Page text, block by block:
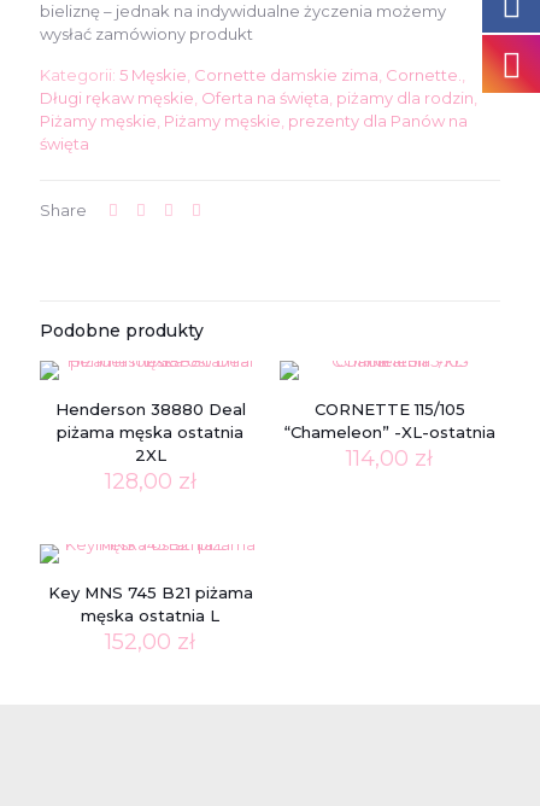
bieliznę – jednak na indywidualne życzenia możemy
wysłać zamówiony produkt
Kategorii: 5 Męskie Cornette damskie zima Cornette.
Długi rękaw męskie Oferta na święta piżamy dla rodzin
Piżamy męskie Piżamy męskie prezenty dla Panów na
święta
Share
Podobne produkty
Henderson 38880 Deal
piżama męska ostatnia
2XL
128,00 zł
CORNETTE 115/105
“Chameleon” -XL-ostatnia
114,00 zł
Key MNS 745 B21 piżama
męska ostatnia L
152,00 zł